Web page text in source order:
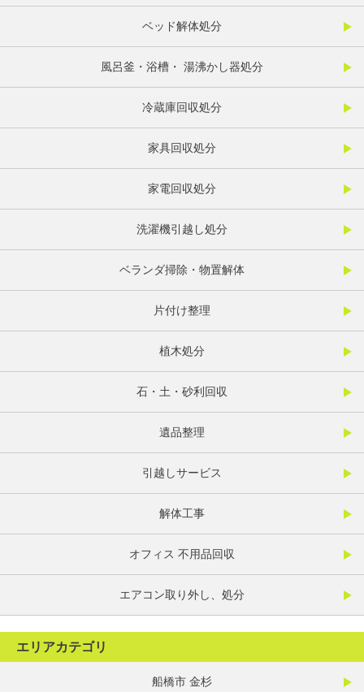
ベッド解体処分
風呂釜・浴槽・ 湯沸かし器処分
冷蔵庫回収処分
家具回収処分
家電回収処分
洗濯機引越し処分
ベランダ掃除・物置解体
片付け整理
植木処分
石・土・砂利回収
遺品整理
引越しサービス
解体工事
オフィス 不用品回収
エアコン取り外し、処分
エリアカテゴリ
船橋市 金杉